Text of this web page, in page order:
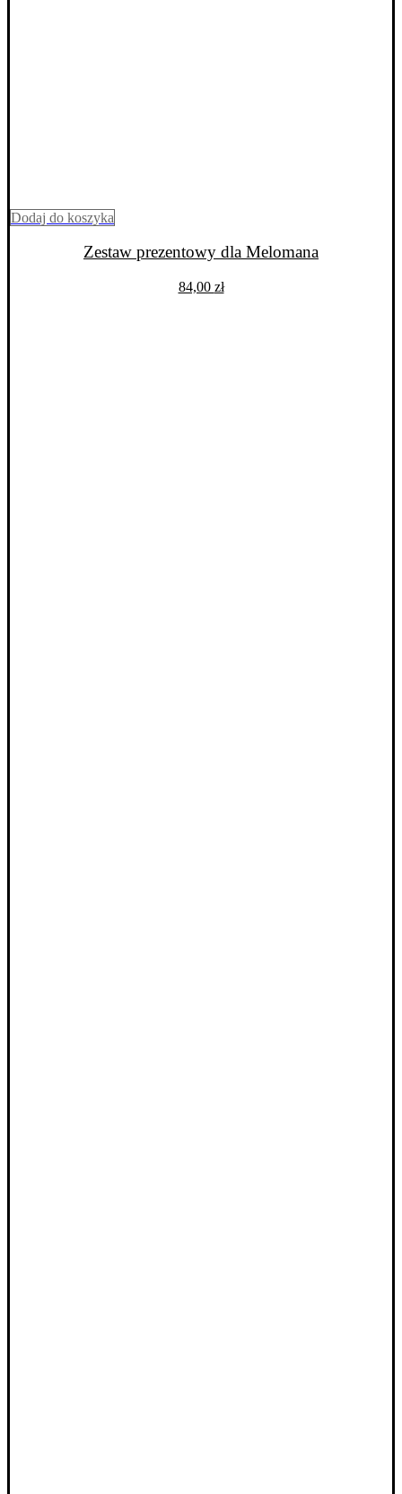
Dodaj do koszyka
Zestaw prezentowy dla Melomana
84,00 zł